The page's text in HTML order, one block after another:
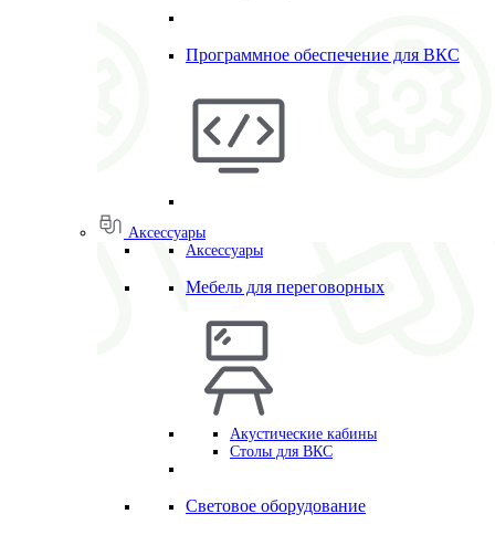
Программное обеспечение для ВКС
Аксессуары
Аксессуары
Мебель для переговорных
Акустические кабины
Столы для ВКС
Световое оборудование